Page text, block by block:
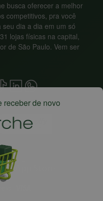
busca oferecer a melhor
competitivos, pra você
dia a dia em um só
lojas físicas na capital,
de São Paulo. Vem ser
app
receber de novo